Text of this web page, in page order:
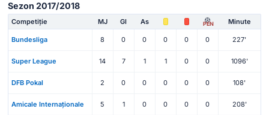
Sezon 2017/2018
Competiție MJ Gl As PEN Minute
Bundesliga 8 0 0 0 0 0 227'
Super League 14 7 1 1 0 0 1096'
DFB Pokal 2 0 0 0 0 0 108'
Amicale Internaționale 5 1 0 0 0 0 208'